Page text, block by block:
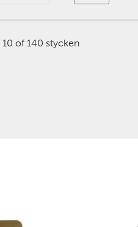
10 of 140 stycken